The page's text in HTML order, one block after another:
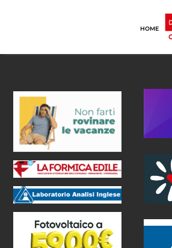
HOME